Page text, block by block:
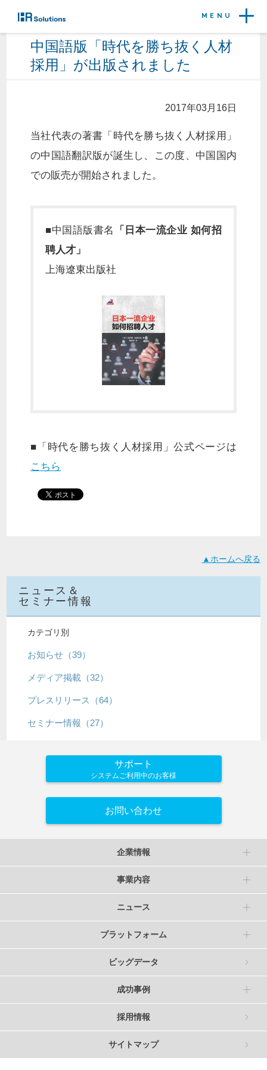
MENU
中国語版「時代を勝ち抜く人材
採用」が出版されました
2017年03月16日
当社代表の著書「時代を勝ち抜く人材採用」
の中国語翻訳版が誕生し、この度、中国国内
での販売が開始されました。
■中国語版書名
「日本一流企业 如何招
聘人才」
上海遼東出版社
■「時代を勝ち抜く人材採用」公式ページは
こちら
▲ホームへ戻る
ニュース＆
セミナー情報
カテゴリ別
お知らせ（39）
メディア掲載（32）
プレスリリース（64）
セミナー情報（27）
サポート
システムご利用中のお客様
お問い合わせ
企業情報
事業内容
ニュース
プラットフォーム
ビッグデータ
成功事例
採用情報
サイトマップ